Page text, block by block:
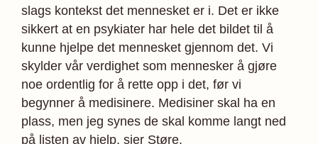
slags kontekst det mennesket er i. Det er ikke
sikkert at en psykiater har hele det bildet til å
kunne hjelpe det mennesket gjennom det. Vi
skylder vår verdighet som mennesker å gjøre
noe ordentlig for å rette opp i det, før vi
begynner å medisinere. Medisiner skal ha en
plass, men jeg synes de skal komme langt ned
på listen av hjelp, sier Støre.